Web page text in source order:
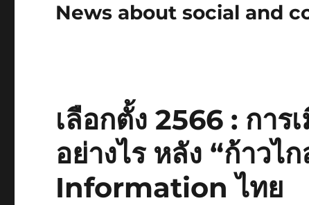
News about social and
เลือกตั้ง 2566 : การ
อย่างไร หลัง “ก้าวไ
Information ไทย